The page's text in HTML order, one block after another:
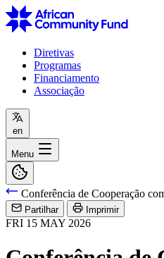
Diretivas
Programas
Financiamento
Associação
en
Menu
Conferência de Cooperação
Partilhar Imprimir
FRI 15 MAY 2026